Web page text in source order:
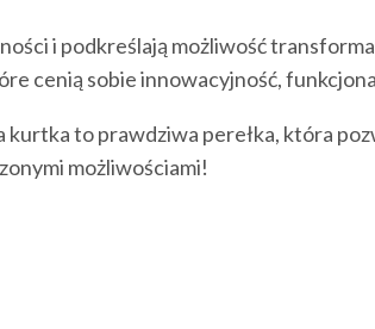
i podkreślają możliwość
cenią sobie innowacyjność,
to prawdziwa perełka, która
możliwościami!